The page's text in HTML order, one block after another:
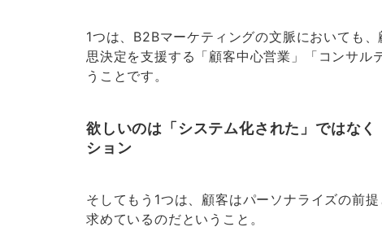
1つは、B2Bマーケティングの文脈においても
思決定を支援する「顧客中心営業」「コンサ
うことです。
欲しいのは「システム化された」ではな
ション
そしてもう1つは、顧客はパーソナライズの前
求めているのだということ。